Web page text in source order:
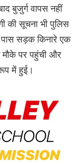
बुजुर्ग वापस नहीं
की सूचना भी पुलिस
पास सड़क किनारे एक
मौके पर पहुंची और
में हुई।